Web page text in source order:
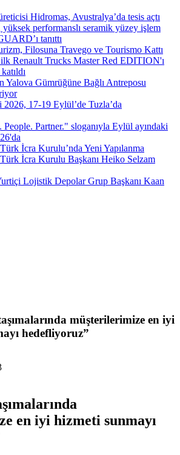
Hidromas, Avustralya’da tesis açtı
performanslı seramik yüzey işlem
tanıttı
Filosuna Travego ve Tourismo Kattı
Renault Trucks Master Red EDITION'ı
Yalova Gümrüğüne Bağlı Antreposu
17-19 Eylül’de Tuzla’da
Partner." sloganıyla Eylül ayındaki
İcra Kurulu’nda Yeni Yapılanma
İcra Kurulu Başkanı Heiko Selzam
Lojistik Depolar Grup Başkanı Kaan
müşterilerimize en iyi
hedefliyoruz”
en iyi hizmeti sunmayı